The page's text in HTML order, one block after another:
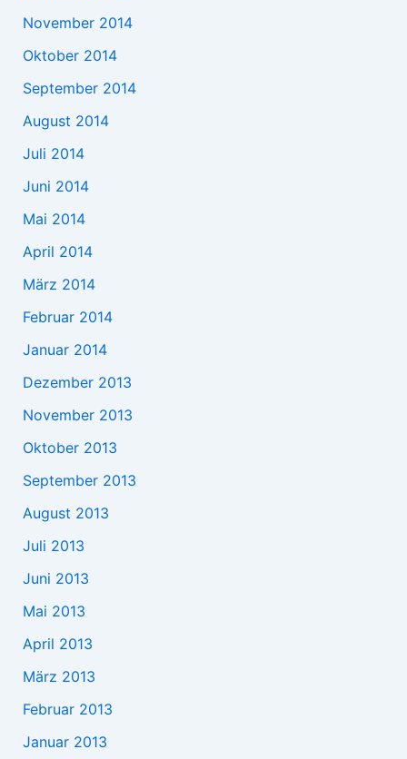
November 2014
Oktober 2014
September 2014
August 2014
Juli 2014
Juni 2014
Mai 2014
April 2014
März 2014
Februar 2014
Januar 2014
Dezember 2013
November 2013
Oktober 2013
September 2013
August 2013
Juli 2013
Juni 2013
Mai 2013
April 2013
März 2013
Februar 2013
Januar 2013